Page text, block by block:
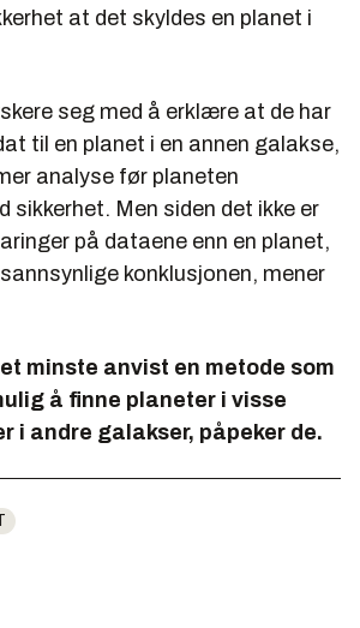
at det skyldes en planet i
seg med å erklære at de har
til en planet i en annen galakse,
analyse før planeten
sikkerhet. Men siden det ikke er
på dataene enn en planet,
konklusjonen, mener
minste anvist en metode som
å finne planeter i visse
i andre galakser, påpeker de.